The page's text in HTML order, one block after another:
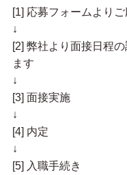
[1] 応募フォームより
↓
[2] 弊社より面接日程
ます
↓
[3] 面接実施
↓
[4] 内定
↓
[5] 入職手続き